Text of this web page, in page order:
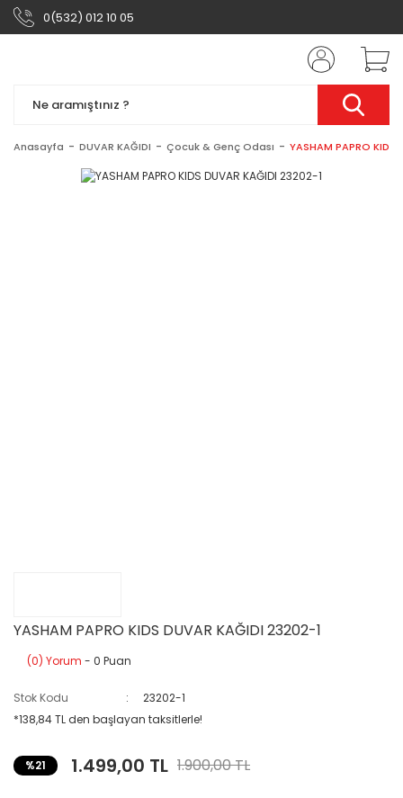
0(532) 012 10 05
Anasayfa DUVAR KAĞIDI Çocuk & Genç Odası YASHAM PAPRO KIDS
YASHAM PAPRO KIDS DUVAR KAĞIDI 23202-1
(0) Yorum - 0 Puan
Stok Kodu
23202-1
*138,84 TL den başlayan taksitlerle!
%21 1.499,00 TL 1.900,00 TL